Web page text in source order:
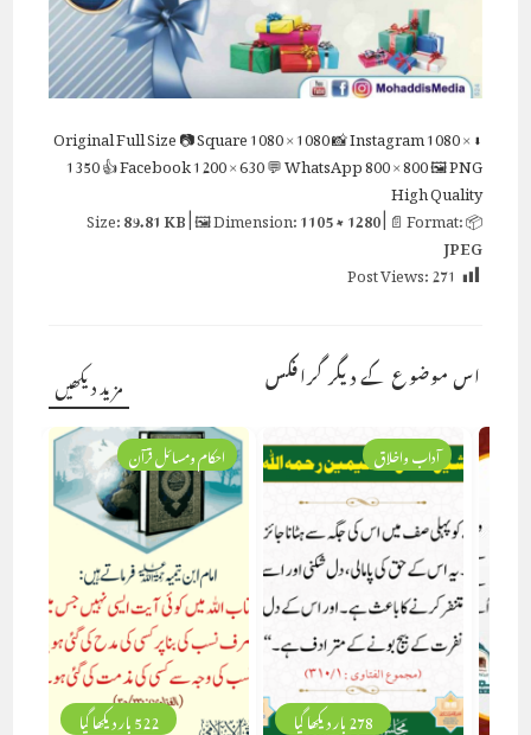
⬇ Original
Full Size📷 Square1080 × 1080📸 Instagram1080 ×
1350👍 Facebook1200 × 630💬 WhatsApp800 × 800🖼 PNG
High Quality
📦 Size:
89.81 KB| 🖼 Dimension:1105 × 1280| 📄 Format:
JPEG
Post Views:271
اس موضوع کے دیگر گرافکس مزید دیکھیں
278 بار دیکھا گیا
آداب واخلاق
522 بار دیکھا گیا
احکام ومسائل قرآن